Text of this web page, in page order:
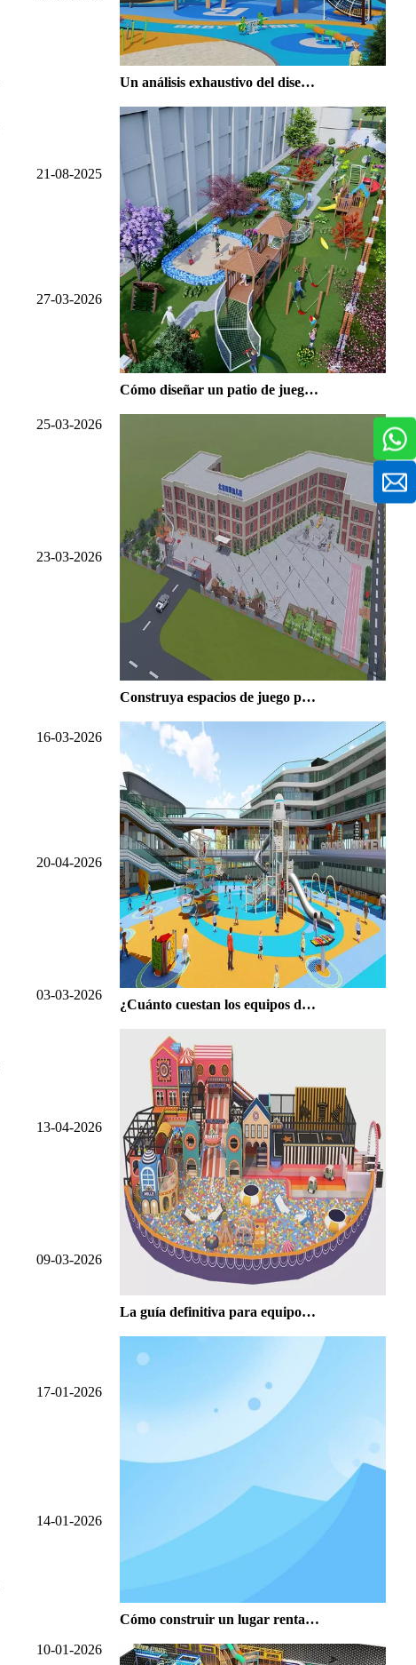
21-08-2025
27-03-2026
25-03-2026
23-03-2026
16-03-2026
20-04-2026
03-03-2026
13-04-2026
09-03-2026
17-01-2026
14-01-2026
10-01-2026
Un análisis exhaustivo del diseño de un parque infantil al aire libre de turismo cultural en Oriente Medio
Cómo diseñar un patio de juegos comunitario que se convierta en el centro favorito de su vecindario
Construya espacios de juego preescolares atractivos | Proveedor de equipos para parques infantiles
¿Cuánto cuestan los equipos de entretenimiento sin motor y vale la pena la inversión?
La guía definitiva para equipos de juegos interiores Maze personalizados para espacios comerciales
Cómo construir un lugar rentable con equipos comerciales de parques de trampolines cubiertos en 2026